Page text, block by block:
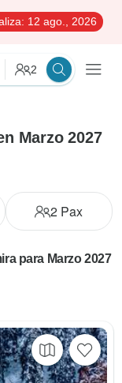
12 ago., 2026
2
Marzo 2027
2 Pax
para Marzo 2027